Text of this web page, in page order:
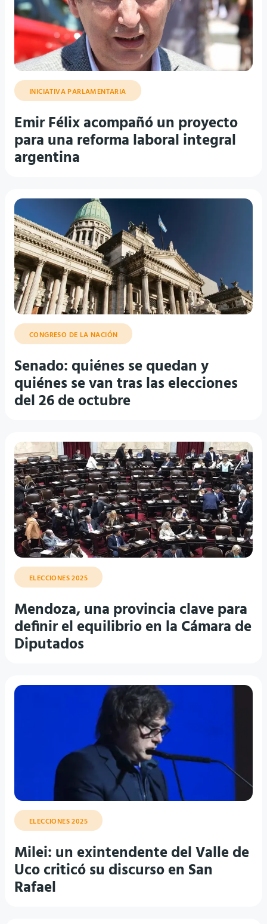
INICIATIVA PARLAMENTARIA
Emir Félix acompañó un proyecto
para una reforma laboral integral
argentina
CONGRESO DE LA NACIÓN
Senado: quiénes se quedan y
quiénes se van tras las elecciones
del 26 de octubre
ELECCIONES 2025
Mendoza, una provincia clave para
definir el equilibrio en la Cámara de
Diputados
ELECCIONES 2025
Milei: un exintendente del Valle de
Uco criticó su discurso en San
Rafael